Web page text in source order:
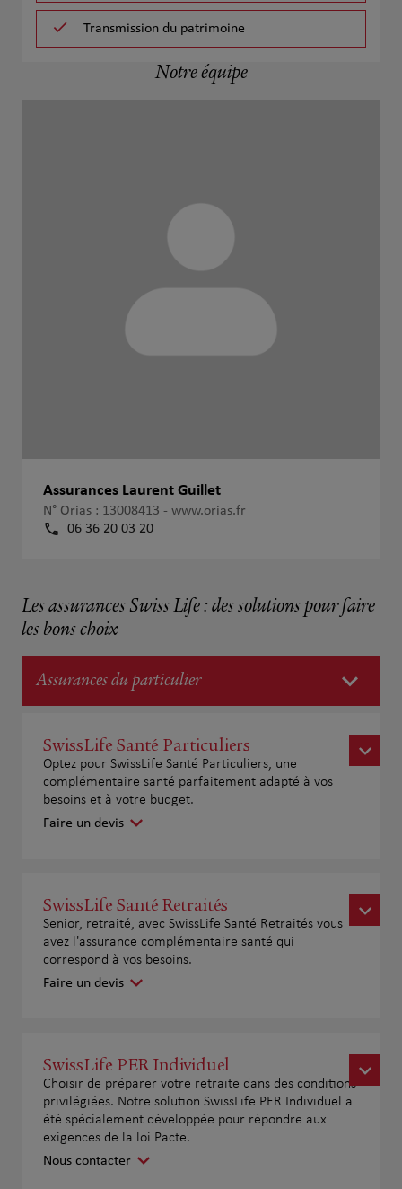
Transmission du patrimoine
Notre équipe
Assurances Laurent Guillet
N° Orias : 13008413 - www.orias.fr
06 36 20 03 20
Les assurances Swiss Life : des solutions pour faire
les bons choix
Assurances du particulier
SwissLife Santé Particuliers
Optez pour SwissLife Santé Particuliers, une
complémentaire santé parfaitement adapté à vos
besoins et à votre budget.
Faire un devis
SwissLife Santé Retraités
Senior, retraité, avec SwissLife Santé Retraités vous
avez l'assurance complémentaire santé qui
correspond à vos besoins.
Faire un devis
SwissLife PER Individuel
Choisir de préparer votre retraite dans des conditions
privilégiées. Notre solution SwissLife PER Individuel a
été spécialement développée pour répondre aux
exigences de la loi Pacte.
Nous contacter